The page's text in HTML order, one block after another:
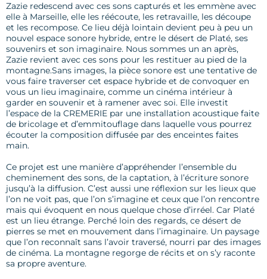
Zazie redescend avec ces sons capturés et les emmène avec
elle à Marseille, elle les réécoute, les retravaille, les découpe
et les recompose. Ce lieu déjà lointain devient peu à peu un
nouvel espace sonore hybride, entre le désert de Platé, ses
souvenirs et son imaginaire. Nous sommes un an après,
Zazie revient avec ces sons pour les restituer au pied de la
montagne.Sans images, la pièce sonore est une tentative de
vous faire traverser cet espace hybride et de convoquer en
vous un lieu imaginaire, comme un cinéma intérieur à
garder en souvenir et à ramener avec soi. Elle investit
l’espace de la CREMERIE par une installation acoustique faite
de bricolage et d’emmitouflage dans laquelle vous pourrez
écouter la composition diffusée par des enceintes faites
main.
Ce projet est une manière d’appréhender l’ensemble du
cheminement des sons, de la captation, à l’écriture sonore
jusqu’à la diffusion. C’est aussi une réflexion sur les lieux que
l’on ne voit pas, que l’on s’imagine et ceux que l’on rencontre
mais qui évoquent en nous quelque chose d’irréel. Car Platé
est un lieu étrange. Perché loin des regards, ce désert de
pierres se met en mouvement dans l’imaginaire. Un paysage
que l’on reconnaît sans l’avoir traversé, nourri par des images
de cinéma. La montagne regorge de récits et on s’y raconte
sa propre aventure.